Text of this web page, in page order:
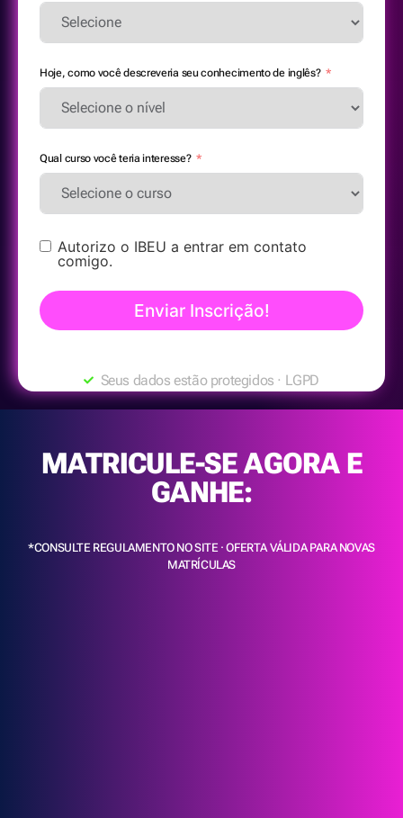
Hoje, como você descreveria seu conhecimento de inglês?
Qual curso você teria interesse?
Autorizo o IBEU a entrar em contato
comigo.
Enviar Inscrição!
Seus dados estão protegidos · LGPD
MATRICULE-SE AGORA E
GANHE:
*CONSULTE REGULAMENTO NO SITE · OFERTA VÁLIDA PARA NOVAS
MATRÍCULAS